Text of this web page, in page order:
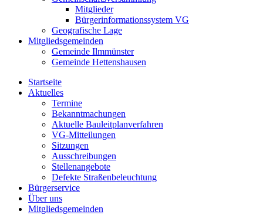
Mitglieder
Bürgerinformationssystem VG
Geografische Lage
Mitgliedsgemeinden
Gemeinde Ilmmünster
Gemeinde Hettenshausen
Startseite
Aktuelles
Termine
Bekanntmachungen
Aktuelle Bauleitplanverfahren
VG-Mitteilungen
Sitzungen
Ausschreibungen
Stellenangebote
Defekte Straßenbeleuchtung
Bürgerservice
Über uns
Mitgliedsgemeinden